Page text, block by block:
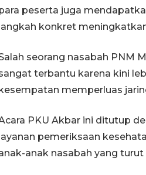
peserta juga
konkret
seorang nasabah PNM
terbantu karena kini
memperluas
PKU Akbar ini ditutup
pemeriksaan
anak nasabah yang